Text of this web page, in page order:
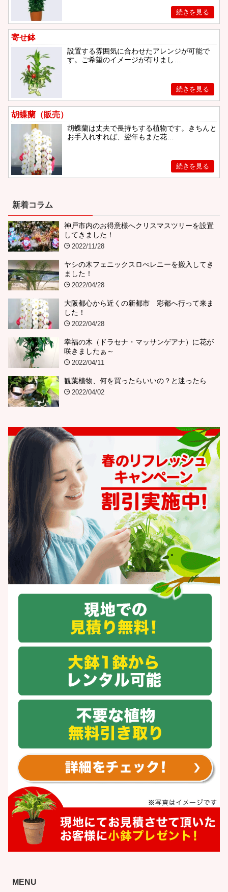
寄せ鉢
設置する雰囲気に合わせたアレンジが可能で
す。ご希望のイメージが有りまし…
胡蝶蘭（販売）
胡蝶蘭は丈夫で長持ちする植物です。きちんと
お手入れすれば、翌年もまた花…
新着コラム
神戸市内のお得意様へクリスマスツリーを設置
してきました！
2022/11/28
ヤシの木フェニックスロべレニーを搬入してき
ました！
2022/04/28
大阪都心から近くの新都市 彩都へ行って来ま
した！
2022/04/28
幸福の木（ドラセナ・マッサンゲアナ）に花が
咲きましたぁ～
2022/04/11
観葉植物、何を買ったらいいの？と迷ったら
2022/04/02
MENU